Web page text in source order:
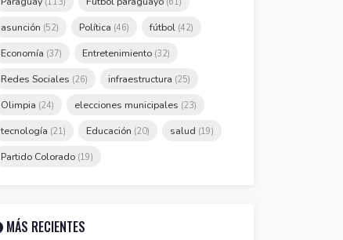
asunción (52) Política (46) fútbol (42)
Economía (37) Entretenimiento (32)
Redes Sociales (26) infraestructura (25)
Olimpia (24) elecciones municipales (23)
tecnología (21) Educación (20) salud (19)
Partido Colorado (19)
MÁS RECIENTES